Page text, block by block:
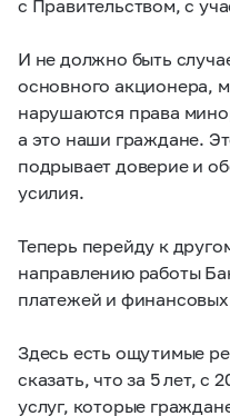
с Правительством, с
И не должно быть
основного акционера,
нарушаются права
а это наши граждане.
подрывает доверие и
усилия.
Теперь перейду к
направлению работы
платежей и
Здесь есть ощутимые
сказать, что за 5 лет, с
услуг, которые